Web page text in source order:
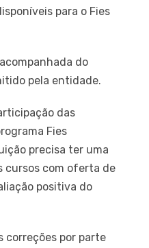
para o Fies
do
pela entidade.
das
Fies
precisa ter uma
cursos com oferta de
positiva do
correções por parte